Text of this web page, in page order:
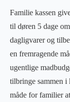
Familie kassen
til døren 5 dage
dagligvarer og
en fremragende
ugentlige
tilbringe sammen i
måde for familier